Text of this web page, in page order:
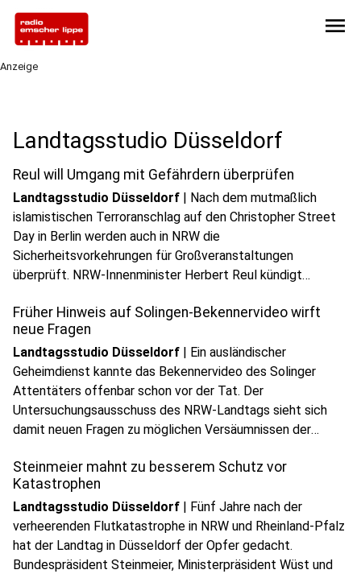
menu
Anzeige
Landtagsstudio Düsseldorf
play_circleAudio anhören
Reul will Umgang mit Gefährdern überprüfen
Landtagsstudio Düsseldorf | Nach dem mutmaßlich
islamistischen Terroranschlag auf den Christopher Street
Day in Berlin werden auch in NRW die
Sicherheitsvorkehrungen für Großveranstaltungen
überprüft. NRW-Innenminister Herbert Reul kündigt
Gefährdern sachlich zu führen und mögliche Konsequenzen
zu prüfen.
play_circleAudio anhören
Früher Hinweis auf Solingen-Bekennervideo wirft
neue Fragen
Landtagsstudio Düsseldorf | Ein ausländischer
Geheimdienst kannte das Bekennervideo des Solinger
Attentäters offenbar schon vor der Tat. Der
Untersuchungsausschuss des NRW-Landtags sieht sich
damit neuen Fragen zu möglichen Versäumnissen der
Steinmeier mahnt zu besserem Schutz vor
Katastrophen
Landtagsstudio Düsseldorf | Fünf Jahre nach der
verheerenden Flutkatastrophe in NRW und Rheinland-Pfalz
hat der Landtag in Düsseldorf der Opfer gedacht.
Bundespräsident Steinmeier, Ministerpräsident Wüst und